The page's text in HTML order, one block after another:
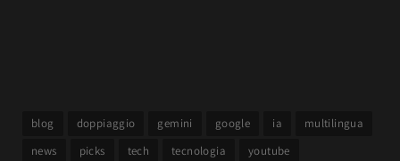
blog doppiaggio gemini google ia
multilingua
news
picks tech tecnologia youtube